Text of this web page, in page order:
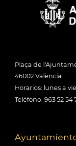
Plaça de
46002 València
Horarios: lunes a
Teléfono: 963 52 54